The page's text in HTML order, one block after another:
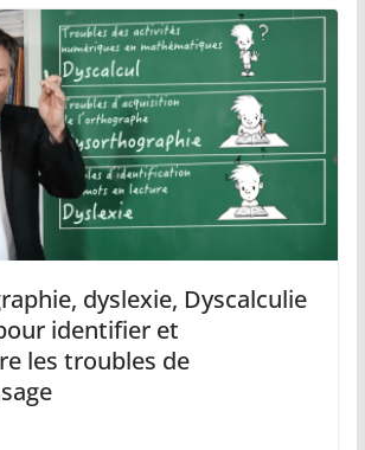
dyslexie, Dyscalculie
identifier et
les troubles de